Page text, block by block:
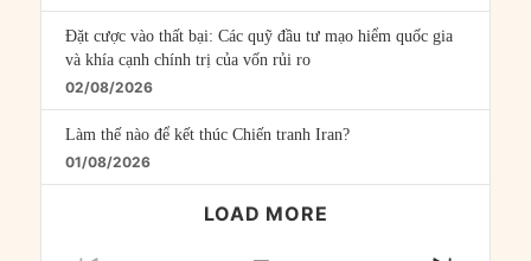
Đặt cược vào thất bại: Các quỹ đầu tư mạo hiểm quốc gia
và khía cạnh chính trị của vốn rủi ro
02/08/2026
Làm thế nào để kết thúc Chiến tranh Iran?
01/08/2026
LOAD MORE